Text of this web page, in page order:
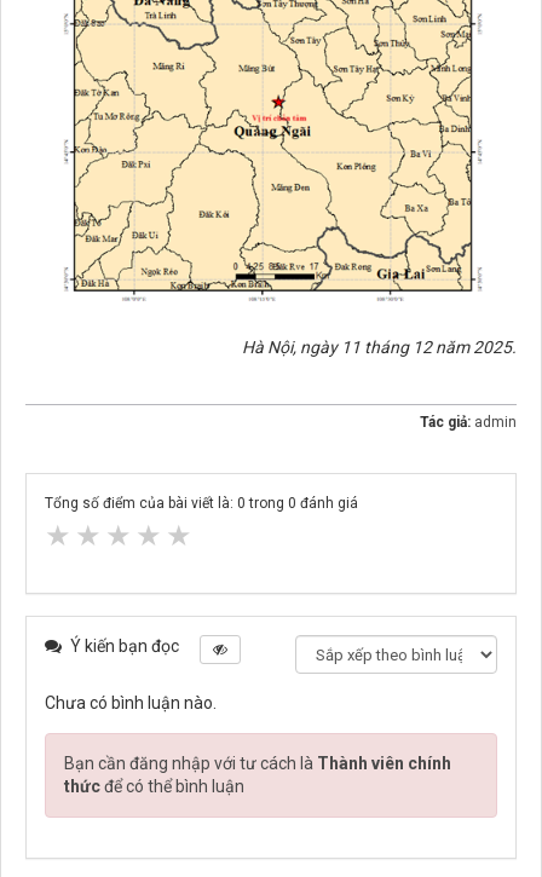
Hà Nội, ngày 11 tháng 12 năm 2025.
Tác giả: admin
Tổng số điểm của bài viết là: 0 trong 0 đánh giá
★ ★ ★ ★ ★
Ý kiến bạn đọc
Chưa có bình luận nào.
Bạn cần đăng nhập với tư cách là Thành viên chính
thứcđể có thể bình luận